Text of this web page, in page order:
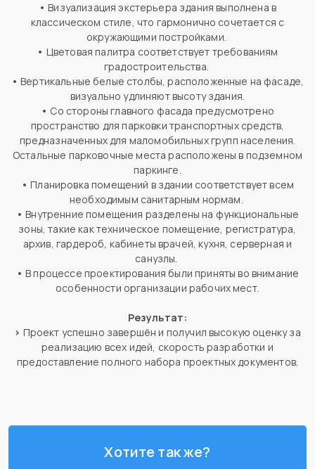
• Визуализация экстерьера здания выполнена в
классическом стиле, что гармонично сочетается с
окружающими постройками.
• Цветовая палитра соответствует требованиям
градостроительства.
• Вертикальные белые столбы, расположенные на фасаде,
визуально удлиняют высоту здания.
• Со стороны главного фасада предусмотрено
пространство для парковки транспортных средств,
предназначенных для маломобильных групп населения.
Остальные парковочные места расположены в подземном
паркинге.
• Планировка помещений в здании соответствует всем
необходимым санитарным нормам.
• Внутренние помещения разделены на функциональные
зоны, такие как техническое помещение, регистратура,
архив, гардероб, кабинеты врачей, кухня, серверная и
санузлы.
•В процессе проектирования были приняты во внимание
особенности организации рабочих мест.
Результат:
> Проект успешно завершён и получил высокую оценку за
реализацию всех идей, скорость разработки и
предоставление полного набора проектных документов.
Хотите так же?